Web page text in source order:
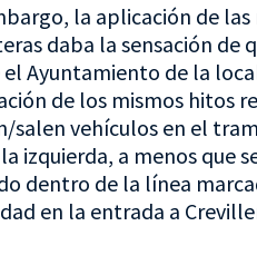
la aplicación de
daba la sensación
el Ayuntamiento de la
de los mismos hitos
salen vehículos en el
izquierda, a menos que
dentro de la línea
en la entrada a